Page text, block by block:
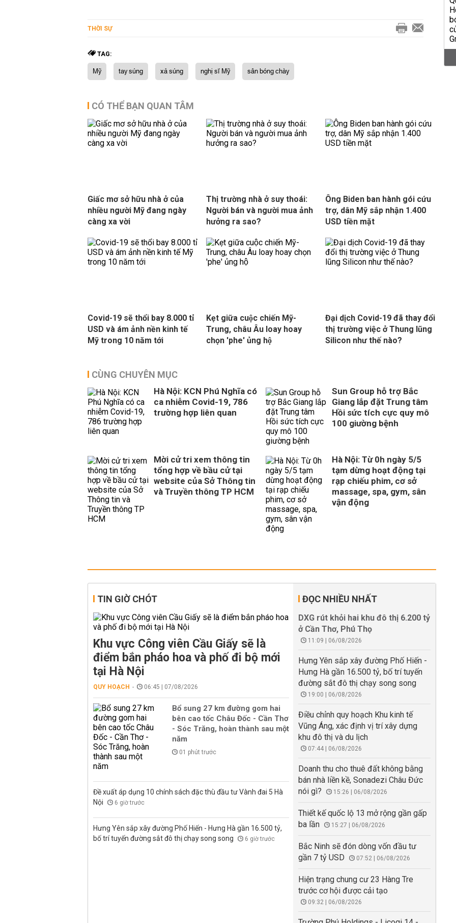
THỜI SỰ
TAG:
Mỹ tay súng xả súng nghị sĩ Mỹ sân bóng chày
CÓ THỂ BẠN QUAN TÂM
Giấc mơ sở hữu nhà ở của
nhiều người Mỹ đang ngày
càng xa vời
Thị trường nhà ở suy thoái:
Người bán và người mua ảnh
hưởng ra sao?
Ông Biden ban hành gói cứu
trợ, dân Mỹ sắp nhận 1.400
USD tiền mặt
Covid-19 sẽ thổi bay 8.000 tỉ
USD và ám ảnh nền kinh tế
Mỹ trong 10 năm tới
Kẹt giữa cuộc chiến Mỹ-
Trung, châu Âu loay hoay
chọn 'phe' ủng hộ
Đại dịch Covid-19 đã thay đổi
thị trường việc ở Thung lũng
Silicon như thế nào?
CÙNG CHUYÊN MỤC
Hà Nội: KCN Phú Nghĩa có
ca nhiễm Covid-19, 786
trường hợp liên quan
Sun Group hỗ trợ Bắc
Giang lắp đặt Trung tâm
Hồi sức tích cực quy mô
100 giường bệnh
Mời cử tri xem thông tin
tổng hợp về bầu cử tại
website của Sở Thông tin
và Truyền thông TP HCM
Hà Nội: Từ 0h ngày 5/5
tạm dừng hoạt động tại
rạp chiếu phim, cơ sở
massage, spa, gym, sân
vận động
TIN GIỜ CHÓT
Khu vực Công viên Cầu Giấy sẽ là
điểm bắn pháo hoa và phố đi bộ mới
tại Hà Nội
QUY HOẠCH 06:45 | 07/08/2026
Bổ sung 27 km đường gom hai
bên cao tốc Châu Đốc - Cần Thơ
- Sóc Trăng, hoàn thành sau một
năm
01 phút trước
Đề xuất áp dụng 10 chính sách đặc thù đầu tư Vành đai 5 Hà
Nội
6 giờ trước
Hưng Yên sắp xây đường Phố Hiến - Hưng Hà gần 16.500 tỷ,
bố trí tuyến đường sắt đô thị chạy song song
6 giờ trước
ĐỌC NHIỀU NHẤT
DXG rút khỏi hai khu đô thị 6.200 tỷ
ở Cần Thơ, Phú Thọ
11:09 | 06/08/2026
Hưng Yên sắp xây đường Phố Hiến -
Hưng Hà gần 16.500 tỷ, bố trí tuyến
đường sắt đô thị chạy song song
19:00 | 06/08/2026
Điều chỉnh quy hoạch Khu kinh tế
Vũng Áng, xác định vị trí xây dựng
khu đô thị và du lịch
07:44 | 06/08/2026
Doanh thu cho thuê đất không bằng
bán nhà liền kề, Sonadezi Châu Đức
nói gì?
15:26 | 06/08/2026
Thiết kế quốc lộ 13 mở rộng gần gấp
ba lần
15:27 | 06/08/2026
Bắc Ninh sẽ đón dòng vốn đầu tư
gần 7 tỷ USD
07:52 | 06/08/2026
Hiện trạng chung cư 23 Hàng Tre
trước cơ hội được cải tạo
09:32 | 06/08/2026